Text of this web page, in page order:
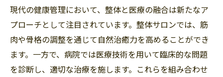
現代の健康管理において、整体と医療の融合は新たなア
プローチとして注目されています。整体サロンでは、筋
肉や骨格の調整を通じて自然治癒力を高めることができ
ます。一方で、病院では医療技術を用いて臨床的な問題
を診断し、適切な治療を施します。これらを組み合わせ